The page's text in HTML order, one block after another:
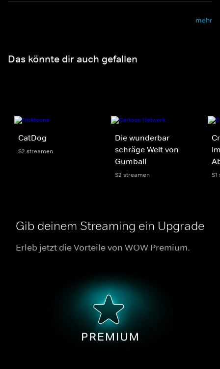
mehr
Das könnte dir auch gefallen
CatDog
S2 streamen
Die wunderbar
schräge Welt von
Gumball
S2 streamen
Gib deinem Streaming ein Upgrade
Erleb jetzt die Vorteile von WOW Premium.